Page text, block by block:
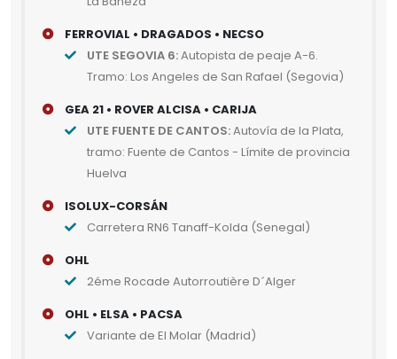
FERROVIAL • DRAGADOS • NECSO
UTE SEGOVIA 6:Autopista de peaje A-6.
Tramo: Los Angeles de San Rafael (Segovia)
GEA 21 • ROVER ALCISA • CARIJA
UTE FUENTE DE CANTOS:Autovía de la Plata,
tramo: Fuente de Cantos - Límite de provincia
Huelva
ISOLUX-CORSÁN
Carretera RN6 Tanaff-Kolda (Senegal)
OHL
2éme Rocade Autorroutière D´Alger
OHL • ELSA • PACSA
Variante de El Molar (Madrid)